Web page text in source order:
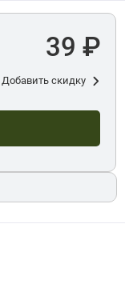
39 ₽
Добавить скидку